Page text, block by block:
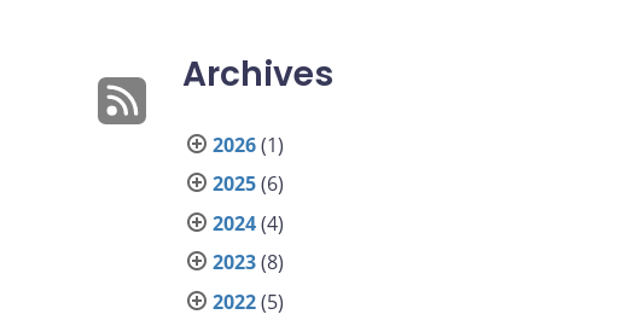
Archives
2026(1)
2025(6)
2024(4)
2023(8)
2022(5)